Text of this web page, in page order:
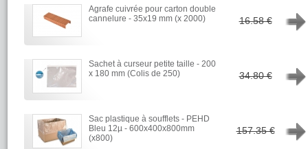
Agrafe cuivrée pour carton double
cannelure - 35x19 mm (x 2000)
16.58 €
Sachet à curseur petite taille - 200
x 180 mm (Colis de 250)
34.80 €
Sac plastique à soufflets - PEHD
Bleu 12µ - 600x400x800mm
(x800)
157.35 €